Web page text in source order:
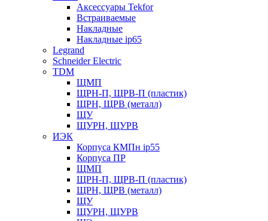
Аксессуары Tekfor
Встраиваемые
Накладные
Накладные ip65
Legrand
Schneider Electric
TDM
ЩМП
ЩРН-П, ЩРВ-П (пластик)
ЩРН, ЩРВ (металл)
ЩУ
ЩУРН, ЩУРВ
ИЭК
Корпуса КМПн ip55
Корпуса ПР
ЩМП
ЩРН-П, ЩРВ-П (пластик)
ЩРН, ЩРВ (металл)
ЩУ
ЩУРН, ЩУРВ